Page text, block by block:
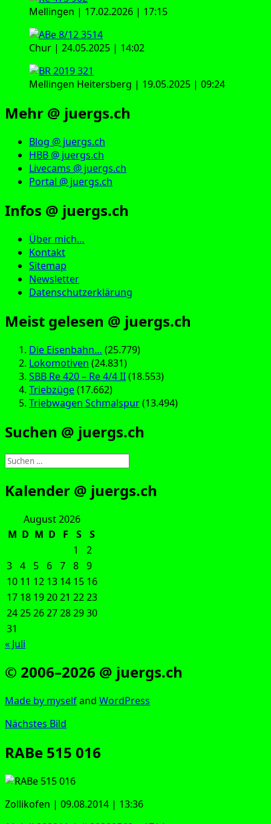
Mellingen | 17.02.2026 | 17:15
Chur | 24.05.2025 | 14:02
Mellingen Heitersberg | 19.05.2025 | 09:24
Mehr @ juergs.ch
Blog @ juergs.ch
HBB @ juergs.ch
Livecams @ juergs.ch
Portal @ juergs.ch
Infos @ juergs.ch
Über mich…
Kontakt
Sitemap
Newsletter
Datenschutzerklärung
Meist gelesen @ juergs.ch
Die Eisenbahn… (25.779)
Lokomotiven (24.831)
SBB Re 420 – Re 4/4 II(18.553)
Triebzüge(17.662)
Triebwagen Schmalspur(13.494)
Suchen @ juergs.ch
Suchen
nach:
Kalender @ juergs.ch
August 2026
M D M D F S
S
1
2
3 4 5 6 7 8 9
10 11 12 13 14 15 16
17 18 192021 2223
24252627282930
31
« Juli
© 2006–2026 @ juergs.ch
Made by mys­elfand Word­Press
Nächstes Bild
RABe 515 016
Zol­li­kofen | 09.08.2014 | 13:36